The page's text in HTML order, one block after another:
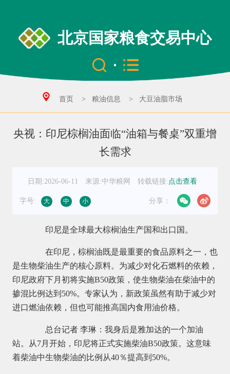
北京国家粮食交易中心
首页 > 粮油信息 > 大豆油脂市场
央视：印尼棕榈油面临“油箱与餐桌”双重增
长需求
日期:2026-06-11 来源:中华粮网 转载链接:点击查看
字号: 大 中 小 分享：
印尼是全球最大棕榈油生产国和出口国。
在印尼，棕榈油既是最重要的食品原料之一，也
是生物柴油生产的核心原料。为减少对化石燃料的依赖，
印尼政府下月初将实施B50政策，使生物柴油在柴油中的
掺混比例达到50%。专家认为，新政策虽然有助于减少对
进口燃油依赖，但也可能推高国内食用油价格。
总台记者 李琳：我身后是雅加达的一个加油
站。从7月开始，印尼将正式实施柴油B50政策。这意味
着柴油中生物柴油的比例从40％提高到50%。